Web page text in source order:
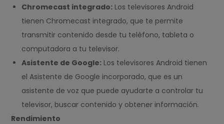
Chromecast integrado: Los televisores Android
tienen Chromecast integrado, que te permite
transmitir contenido desde tu teléfono, tableta o
computadora a tu televisor.
Asistente de Google: Los televisores Android tienen
el Asistente de Google incorporado, que es un
asistente de voz que puede ayudarte a controlar tu
televisor, buscar contenido y obtener información.
Rendimiento